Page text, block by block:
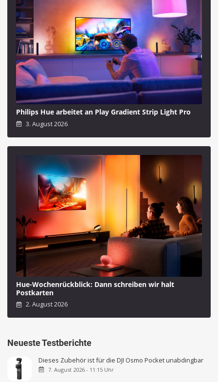
Philips Hue arbeitet an Play Gradient Strip Light Pro
3. August 2026
Hue-Wochenrückblick: Dann schreiben wir halt
Postkarten
2. August 2026
Neueste Testberichte
Dieses Zubehör ist für die DJI Osmo Pocket unabdingbar
7. August 2026 - 11:15 Uhr